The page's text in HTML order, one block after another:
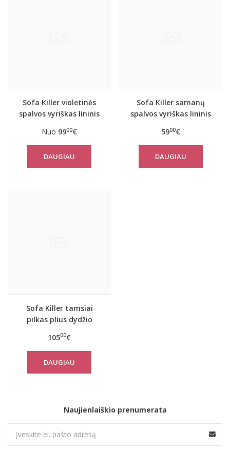
Sofa Killer violetinės
spalvos vyriškas lininis
Nuo 9900€
DAUGIAU
Sofa Killer samanų
spalvos vyriškas lininis
5900€
DAUGIAU
Sofa Killer tamsiai
pilkas plius dydžio
10500€
DAUGIAU
Naujienlaiškio prenumerata